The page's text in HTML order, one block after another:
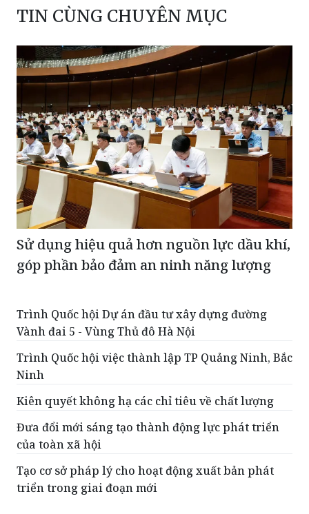
TIN CÙNG CHUYÊN MỤC
Sử dụng hiệu quả hơn nguồn lực dầu khí,
góp phần bảo đảm an ninh năng lượng
Trình Quốc hội Dự án đầu tư xây dựng đường
Vành đai 5 - Vùng Thủ đô Hà Nội
Trình Quốc hội việc thành lập TP Quảng Ninh, Bắc
Ninh
Kiên quyết không hạ các chỉ tiêu về chất lượng
Đưa đổi mới sáng tạo thành động lực phát triển
của toàn xã hội
Tạo cơ sở pháp lý cho hoạt động xuất bản phát
triển trong giai đoạn mới